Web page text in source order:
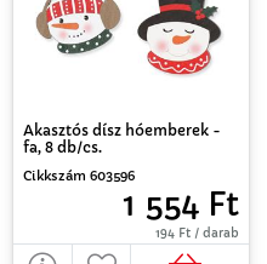
Akasztós dísz hóemberek -
fa, 8 db/cs.
Cikkszám 603596
1 554 Ft
194 Ft / darab